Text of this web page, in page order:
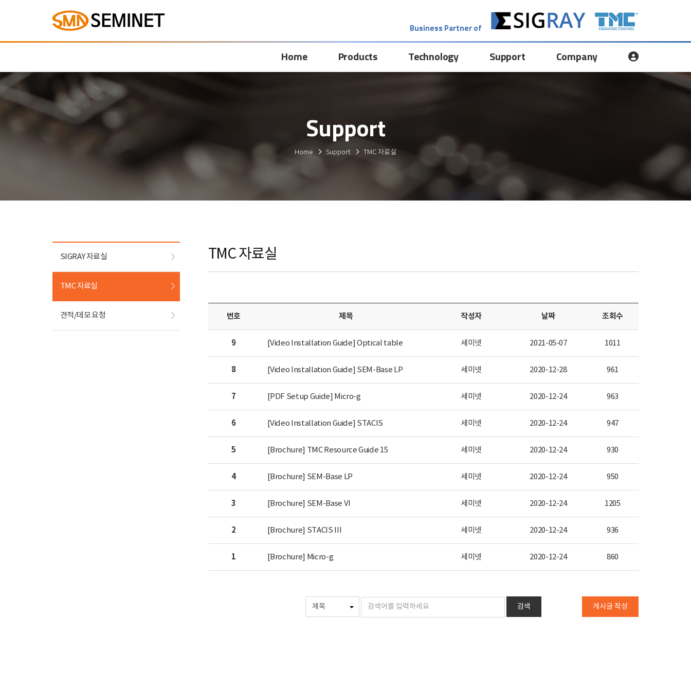
Business Partner of
Home Products Technology Support Company
Support
Home Support TMC 자료실
SIGRAY 자료실
TMC 자료실
견적/데모 요청
TMC 자료실
번호 제목 작성자 날짜 조회수
9 [Video Installation Guide] Optical table 세미넷 2021-05-07 1011
8 [Video Installation Guide] SEM-Base LP 세미넷 2020-12-28 961
7 [PDF Setup Guide] Micro-g 세미넷 2020-12-24 963
6 [Video Installation Guide] STACIS 세미넷 2020-12-24 947
5 [Brochure] TMC Resource Guide 15 세미넷 2020-12-24 930
4 [Brochure] SEM-Base LP 세미넷 2020-12-24 950
3 [Brochure] SEM-Base VI 세미넷 2020-12-24 1205
2 [Brochure] STACIS III 세미넷 2020-12-24 936
1 [Brochure] Micro-g 세미넷 2020-12-24 860
검색 게시글 작성